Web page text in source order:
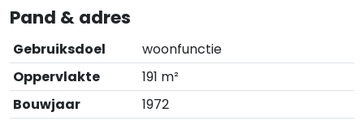
Pand & adres
Gebruiksdoel
woonfunctie
Oppervlakte
191 m²
Bouwjaar
1972